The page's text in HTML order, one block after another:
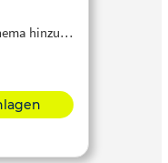
hinzu…